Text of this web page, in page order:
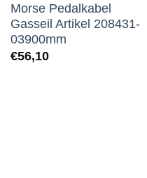
Morse Pedalkabel
Gasseil Artikel 208431-
03900mm
€56,10